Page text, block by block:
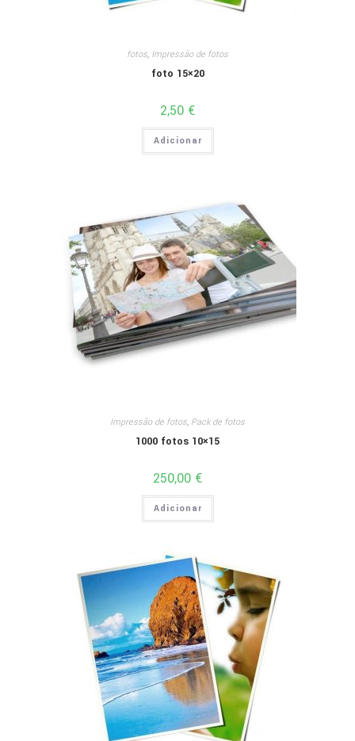
fotos, Impressão de fotos
foto 15×20
2,50 €
Adicionar
Impressão de fotos, Pack de fotos
1000 fotos 10×15
250,00 €
Adicionar